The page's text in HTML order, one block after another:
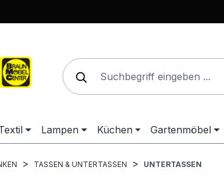
Lampen Küchen Gartenmöbel
TASSEN & UNTERTASSEN UNTERTASSEN